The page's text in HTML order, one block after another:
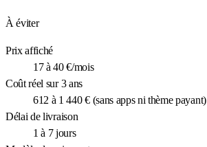
À éviter
Prix affiché
17 à 40 €/mois
Coût réel sur 3 ans
612 à 1 440 € (sans apps ni thème payant)
Délai de livraison
1 à 7 jours